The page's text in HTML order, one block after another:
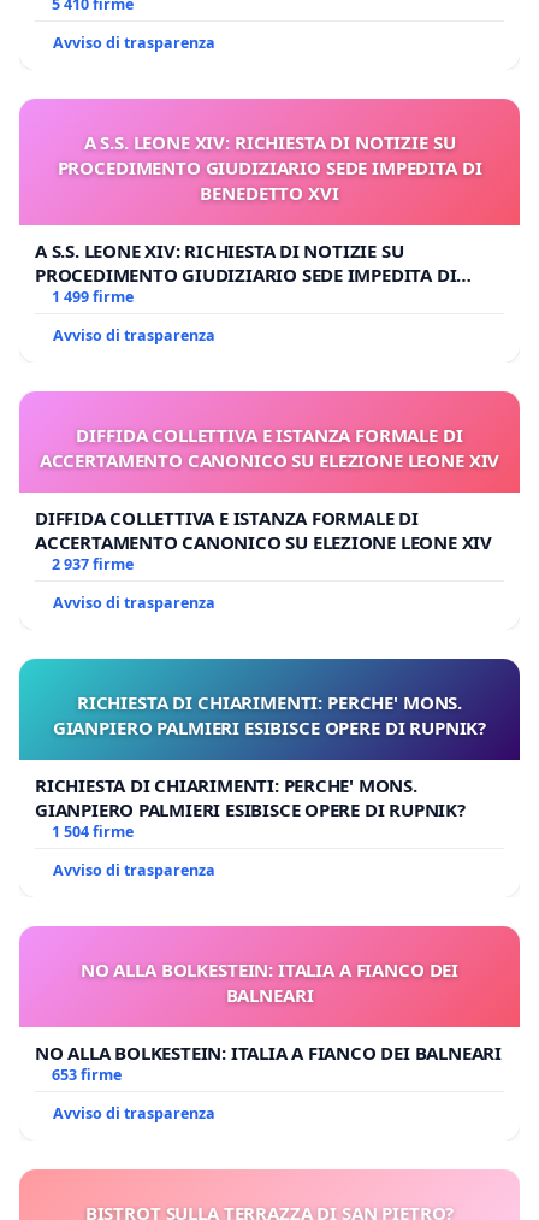
E/O DI FAR APRIRE IL RELATIVO PROCESSO
Avviso di trasparenza
A S.S. LEONE XIV: RICHIESTA DI NOTIZIE SU
PROCEDIMENTO GIUDIZIARIO SEDE IMPEDITA DI
BENEDETTO XVI
A S.S. LEONE XIV: RICHIESTA DI NOTIZIE SU
PROCEDIMENTO GIUDIZIARIO SEDE IMPEDITA DI
BENEDETTO XVI
1 499 firme
Avviso di trasparenza
DIFFIDA COLLETTIVA E ISTANZA FORMALE DI
ACCERTAMENTO CANONICO SU ELEZIONE LEONE XIV
DIFFIDA COLLETTIVA E ISTANZA FORMALE DI
ACCERTAMENTO CANONICO SU ELEZIONE LEONE XIV
2 937 firme
Avviso di trasparenza
RICHIESTA DI CHIARIMENTI: PERCHE' MONS.
GIANPIERO PALMIERI ESIBISCE OPERE DI RUPNIK?
RICHIESTA DI CHIARIMENTI: PERCHE' MONS.
GIANPIERO PALMIERI ESIBISCE OPERE DI RUPNIK?
1 504 firme
Avviso di trasparenza
NO ALLA BOLKESTEIN: ITALIA A FIANCO DEI
BALNEARI
NO ALLA BOLKESTEIN: ITALIA A FIANCO DEI BALNEARI
653 firme
Avviso di trasparenza
BISTROT SULLA TERRAZZA DI SAN PIETRO?